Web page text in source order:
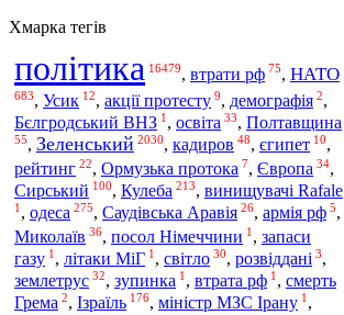
Хмарка тегів
політика 16479, втрати рф 75, НАТО
683, Усик 12, акції протесту 9, демографія 2,
Бєлгродський ВНЗ 1 , освіта 33, Полтавщина
55, Зеленський 2030, кадиров 48, єгипет 10,
рейтинг 22, Ормузька протока 7, Європа 34,
Сирський 100, Кулеба 213, винищувачі Rafale
1 , одеса 275, Саудівська Аравія 26, армія рф 5,
Миколаїв 36, посол Німеччини 1 , запаси
газу 1 , літаки МіГ 1 , світло 30, розвіддані 3,
землетрус 32, зупинка 1 , втрата рф 1 , смерть
Грема 2, Ізраїль 176, міністр МЗС Ірану 1,